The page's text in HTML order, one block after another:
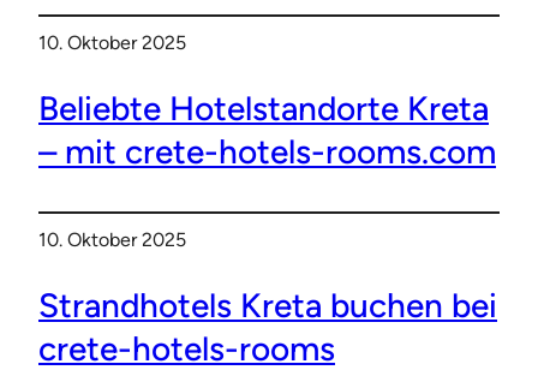
10. Oktober 2025
Beliebte Hotelstandorte Kreta
– mit crete-hotels-rooms.com
10. Oktober 2025
Strandhotels Kreta buchen bei
crete-hotels-rooms